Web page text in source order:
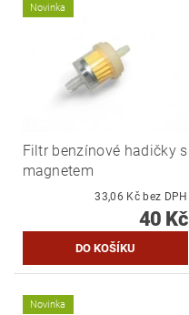
Novinka
Filtr benzínové hadičky s
magnetem
33,06 Kč bez DPH
40 Kč
Novinka